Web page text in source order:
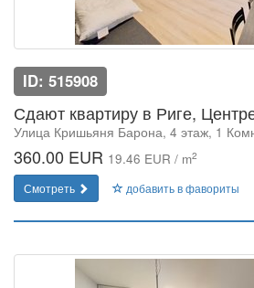
ID: 515908
Сдают квартиру в Риге,
Улица Кришьяня Барона, 4 этаж, 1
360.00 EUR 19.46 EUR / m2
Смотреть добавить в фавориты